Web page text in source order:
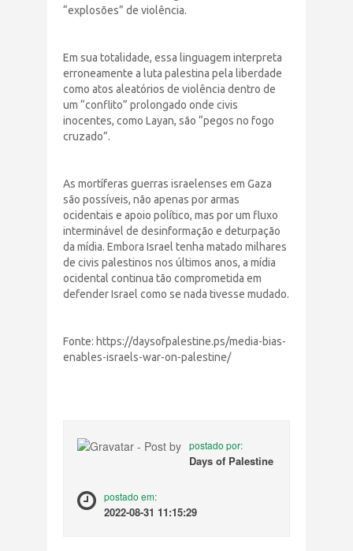
“explosões” de violência.
Em sua totalidade, essa linguagem interpreta
erroneamente a luta palestina pela liberdade
como atos aleatórios de violência dentro de
um “conflito” prolongado onde civis
inocentes, como Layan, são “pegos no fogo
cruzado”.
As mortíferas guerras israelenses em Gaza
são possíveis, não apenas por armas
ocidentais e apoio político, mas por um fluxo
interminável de desinformação e deturpação
da mídia. Embora Israel tenha matado milhares
de civis palestinos nos últimos anos, a mídia
ocidental continua tão comprometida em
defender Israel como se nada tivesse mudado.
Fonte: https://daysofpalestine.ps/media-bias-
enables-israels-war-on-palestine/
postado por:
Days of Palestine
postado em:
2022-08-31 11:15:29